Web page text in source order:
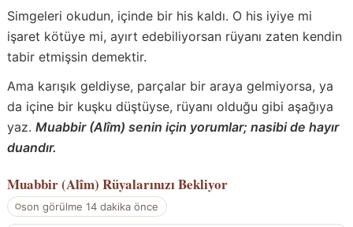
Simgeleri okudun, içinde bir his kaldı. O his iyiye mi
işaret kötüye mi, ayırt edebiliyorsan rüyanı zaten kendin
tabir etmişsin demektir.
Ama karışık geldiyse, parçalar bir araya gelmiyorsa, ya
da içine bir kuşku düştüyse, rüyanı olduğu gibi aşağıya
yaz. Muabbir (Alîm) senin için yorumlar; nasibi de hayır
duandır.
Muabbir (Alîm) Rüyalarınızı Bekliyor
son görülme 14 dakika önce